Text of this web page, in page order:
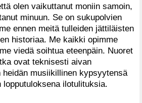
olen vaikuttanut moniin samoin,
minuun. Se on sukupolvien
ennen meitä tulleiden jättiläisten
historiaa. Me kaikki opimme
viedä soihtua eteenpäin. Nuoret
ovat teknisesti aivan
musiikillinen kypsyytensä
ilotulituksia.